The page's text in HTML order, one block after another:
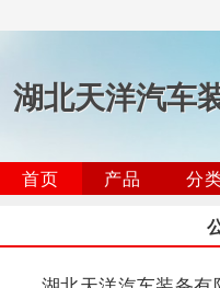
湖北天洋汽车
首页 产品 分